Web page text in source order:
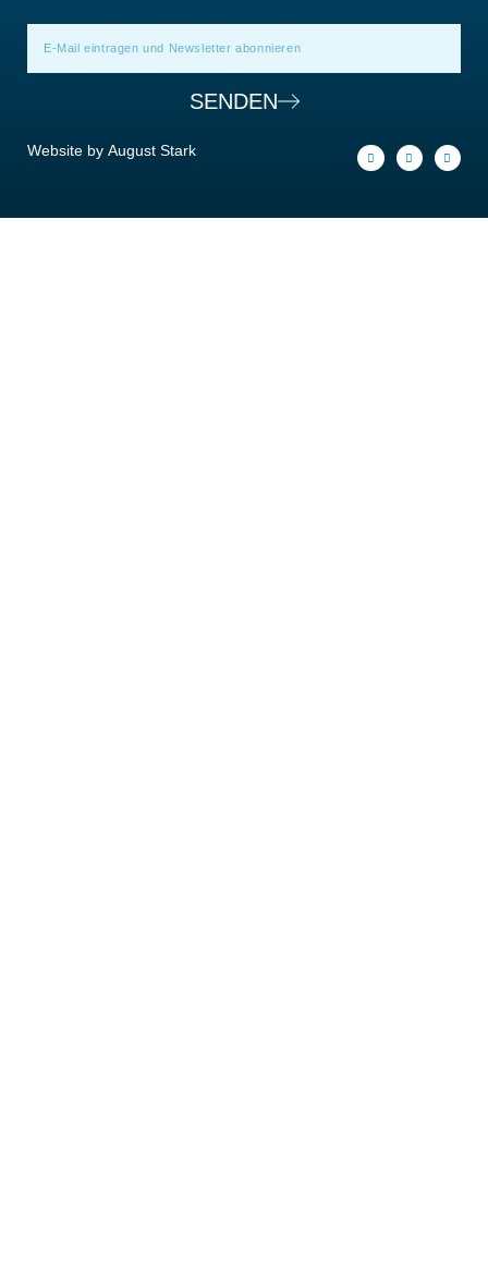
SENDEN
Website by August Stark